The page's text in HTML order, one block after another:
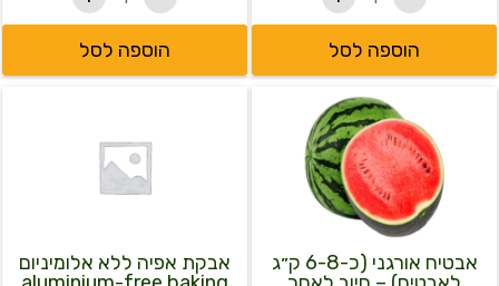
הוספה לסל הוספה לסל
אבטיח אורגני (כ-6-8 ק״ג
כמות
של
אבטיח
אורגני
(כ-6-
8
ק״ג
-
חיוב
למוצר
זה
יש
מספר
סוגים.
ניתן
לבחור
אבקת אפיה ללא אלומיניום
אבקת
אפיה
ללא
אלומיניום
baking
powder-